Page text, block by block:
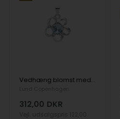
Vedhæng blomst med topaz sterling sølv
312,00 DKR